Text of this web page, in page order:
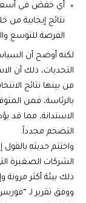
أي خفض في أسعار
نتائج إيجابية من
الفرصة للتوسع
لكنه أوضح أن
التحديات، ذلك أن
من بينها نتائج
بالرئاسة، فمن
الاستدانة، مما قد
التضخم مجدداً.
واختتم حديثه
الشركات الصغيرة
ذلك بيئة أكثر مرونة